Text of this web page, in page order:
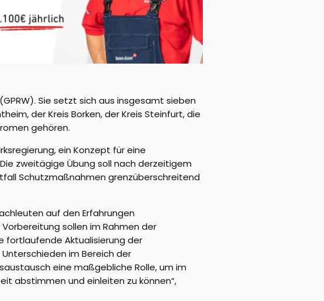
Sie setzt sich aus insgesamt sieben
der Kreis Borken, der Kreis Steinfurt, die
gehören.
ein Konzept für eine
zweitägige Übung soll nach derzeitigem
Schutzmaßnahmen grenzüberschreitend
auf den Erfahrungen
sollen im Rahmen der
fortlaufende Aktualisierung der
im Bereich der
eine maßgebliche Rolle, um im
abstimmen und einleiten zu können“,